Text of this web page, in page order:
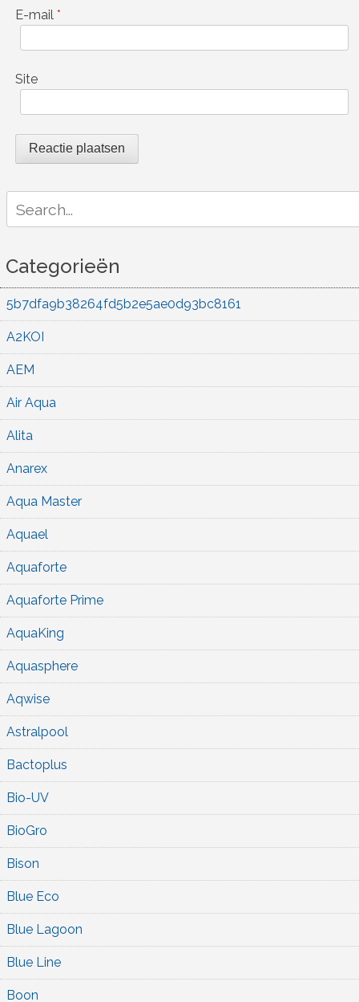
E-mail *
Site
for:
Categorieën
5b7dfa9b38264fd5b2e5ae0d93bc8161
A2KOI
AEM
Air Aqua
Alita
Anarex
Aqua Master
Aquael
Aquaforte
Aquaforte Prime
AquaKing
Aquasphere
Aqwise
Astralpool
Bactoplus
Bio-UV
BioGro
Bison
Blue Eco
Blue Lagoon
Blue Line
Boon